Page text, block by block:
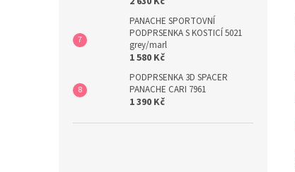
PANACHE SPORTOVNÍ
PODPRSENKA S KOSTICÍ 5021
grey/marl
1 580 Kč
PODPRSENKA 3D SPACER
PANACHE CARI 7961
1 390 Kč